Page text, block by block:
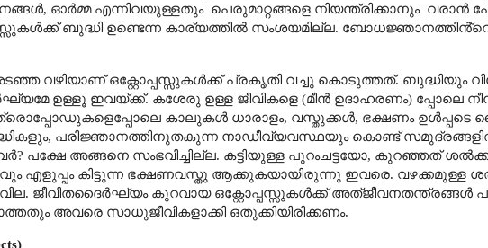
, ഓർമ്മ എന്നിവയുള്ളതും പെരുമാറ്റങ്ങളെ നിയന്ത്രിക്കാനും വരാൻ
ബുദ്ധി ഉണ്ടെന്ന കാര്യത്തിൽ സംശയമില്ല. ബോധജ്ഞാനത്തിൻ്റെ
വഴിയാണ് ഒക്റ്റോപ്പസ്സുകൾക്ക് പ്രകൃതി വച്ചു കൊടുത്തത്. ബുദ്ധിയും
ഉള്ളൂ ഇവയ്ക്ക്. കശേരു ഉള്ള ജീവികളെ (മീൻ ഉദാഹരണം) പ്പോലെ
കാലുകൾ ധാരാളം, വസ്തുക്കൾ, ഭക്ഷണം ഉൾപ്പടെ
, പരിജ്ഞാനത്തിനുതകുന്ന നാഡീവ്യവസ്ഥയും കൊണ്ട്
? പക്ഷേ അങ്ങനെ സംഭവിച്ചില്ല. കട്ടിയുള്ള പുറംചട്ടയോ, കുറഞ്ഞത്
എളുപ്പം കിട്ടുന്ന ഭക്ഷണവസ്തു ആക്കുകയായിരുന്നു ഇവരെ. വഴക്കമുള്ള
ജീവിതദൈർഘ്യം കുറവായ ഒക്റ്റോപ്പസ്സുകൾക്ക് അത്ജീവനതന്ത്രങ്ങൾ
അവരെ സാധുജീവികളാക്കി ഒതുക്കിയിരിക്കണം.
)